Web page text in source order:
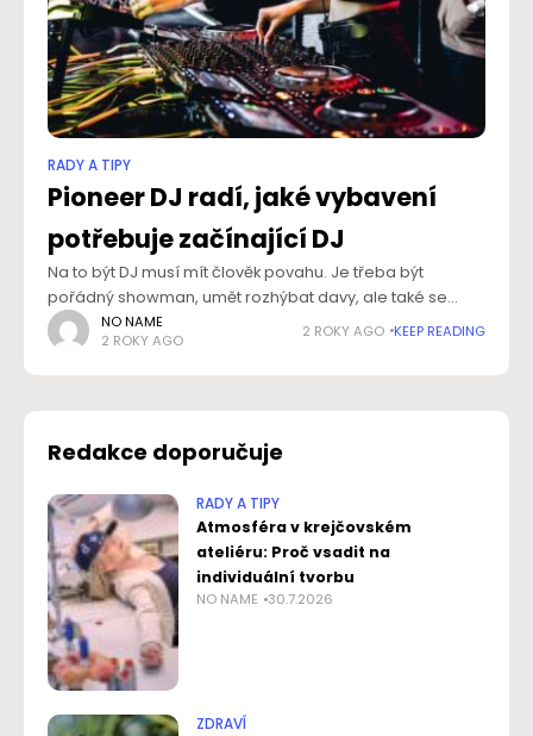
RADY A TIPY
Pioneer DJ radí, jaké vybavení
potřebuje začínající DJ
Na to být DJ musí mít člověk povahu. Je třeba být
pořádný showman, umět rozhýbat davy, ale také se
umět naladit na náladu publika. Kromě toho je ale nutné
pořídit
NO NAME
2 ROKY AGO
2 ROKY AGO KEEP READING
Redakce doporučuje
RADY A TIPY
Atmosféra v krejčovském
ateliéru: Proč vsadit na
individuální tvorbu
NO NAME 30.7.2026
ZDRAVÍ